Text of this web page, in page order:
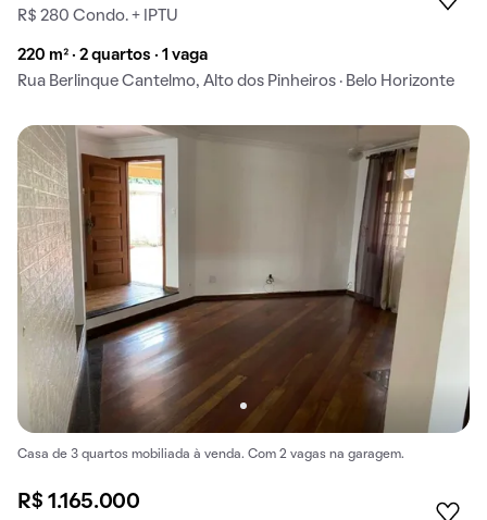
R$ 280 Condo. + IPTU
220 m² · 2 quartos · 1 vaga
Rua Berlinque Cantelmo, Alto dos Pinheiros · Belo Horizonte
Casa de 3 quartos mobiliada à venda. Com 2 vagas na garagem.
R$ 1.165.000